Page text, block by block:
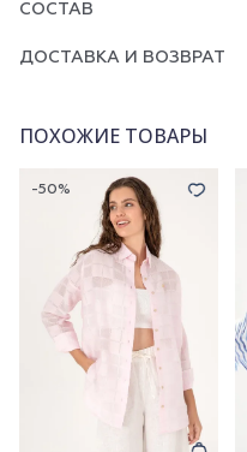
СОСТАВ
ДОСТАВКА И ВОЗВРАТ
ПОХОЖИЕ ТОВАРЫ
-50%